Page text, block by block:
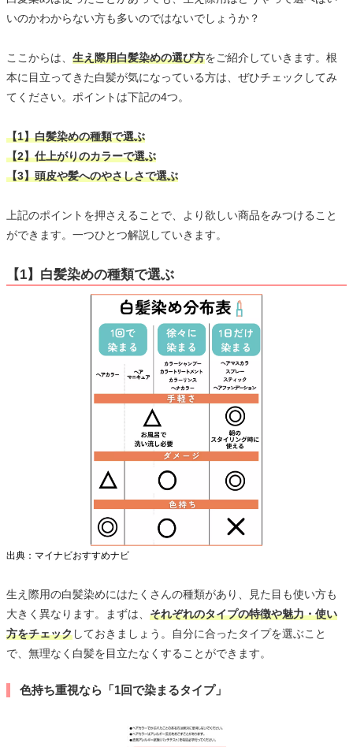
いのかわからない方も多いのではないでしょうか？
ここからは、 生え際用白髪染めの選び方をご紹介していきます。根
本に目立ってきた白髪が気になっている方は、ぜひチェックしてみ
てください。ポイントは下記の4つ。
【1】白髪染めの種類で選ぶ
【2】仕上がりのカラーで選ぶ
【3】頭皮や髪へのやさしさで選ぶ
上記のポイントを押さえることで、より欲しい商品をみつけること
ができます。一つひとつ解説していきます。
【1】白髪染めの種類で選ぶ
出典：マイナビおすすめナビ
生え際用の白髪染めにはたくさんの種類があり、見た目も使い方も
大きく異なります。まずは、 それぞれのタイプの特徴や魅力・使い
方をチェックしておきましょう。自分に合ったタイプを選ぶこと
で、無理なく白髪を目立たなくすることができます。
色持ち重視なら「1回で染まるタイプ」